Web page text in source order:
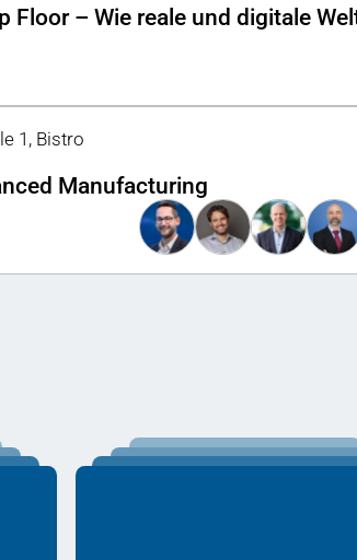
Floor – Wie reale und digitale
1, Bistro
Manufacturing